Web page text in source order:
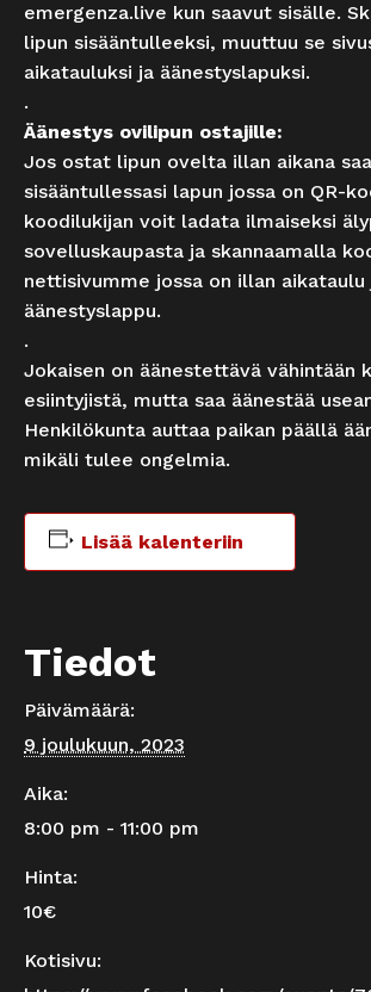
emergenza.live kun saavut sisälle.
lipun sisääntulleeksi, muuttuu se
aikatauluksi ja äänestyslapuksi.
.
Äänestys ovilipun ostajille:
Jos ostat lipun ovelta illan aikana
sisääntullessasi lapun jossa on QR-
koodilukijan voit ladata ilmaiseksi
sovelluskaupasta ja skannaamalla
nettisivumme jossa on illan aikataulu
äänestyslappu.
.
Jokaisen on äänestettävä vähintään
esiintyjistä, mutta saa äänestää
Henkilökunta auttaa paikan päällä
mikäli tulee ongelmia.
Lisää kalenteriin
Tiedot
Päivämäärä:
9 joulukuun, 2023
Aika:
8:00 pm - 11:00 pm
Hinta:
10€
Kotisivu: